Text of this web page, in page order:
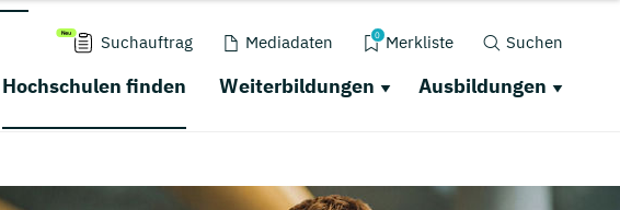
Suchauftrag Mediadaten 0 Merkliste Suchen
Hochschulen finden Weiterbildungen Ausbildungen